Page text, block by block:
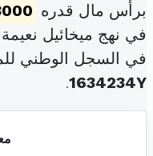
برأس مال قدره 3000
في نهج ميخائيل
في السجل الوطني
1634234Y
.